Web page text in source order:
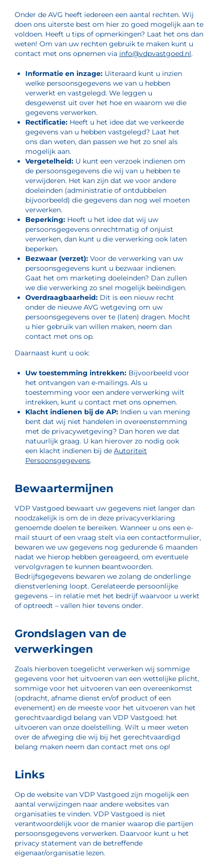
Onder de AVG heeft iedereen een aantal rechten. Wij
doen ons uiterste best om hier zo goed mogelijk aan te
voldoen. Heeft u tips of opmerkingen? Laat het ons dan
weten! Om van uw rechten gebruik te maken kunt u
contact met ons opnemen via info@vdpvastgoed.nl.
Informatie en inzage: Uiteraard kunt u inzien
welke persoonsgegevens we van u hebben
verwerkt en vastgelegd. We leggen u
desgewenst uit over het hoe en waarom we die
gegevens verwerken.
Rectificatie: Heeft u het idee dat we verkeerde
gegevens van u hebben vastgelegd? Laat het
ons dan weten, dan passen we het zo snel als
mogelijk aan.
Vergetelheid: U kunt een verzoek indienen om
de persoonsgegevens die wij van u hebben te
verwijderen. Het kan zijn dat we voor andere
doeleinden (administratie of ontdubbelen
bijvoorbeeld) die gegevens dan nog wel moeten
verwerken.
Beperking: Heeft u het idee dat wij uw
persoonsgegevens onrechtmatig of onjuist
verwerken, dan kunt u die verwerking ook laten
beperken.
Bezwaar (verzet): Voor de verwerking van uw
persoonsgegevens kunt u bezwaar indienen.
Gaat het om marketing doeleinden? Dan zullen
we die verwerking zo snel mogelijk beëindigen.
Overdraagbaarheid: Dit is een nieuw recht
onder de nieuwe AVG wetgeving om uw
persoonsgegevens over te (laten) dragen. Mocht
u hier gebruik van willen maken, neem dan
contact met ons op.
Daarnaast kunt u ook:
Uw toestemming intrekken: Bijvoorbeeld voor
het ontvangen van e-mailings. Als u
toestemming voor een andere verwerking wilt
intrekken, kunt u contact met ons opnemen.
Klacht indienen bij de AP: Indien u van mening
bent dat wij niet handelen in overeenstemming
met de privacywetgeving? Dan horen we dat
natuurlijk graag. U kan hierover zo nodig ook
een klacht indienen bij de Autoriteit
Persoonsgegevens.
Bewaartermijnen
VDP Vastgoed bewaart uw gegevens niet langer dan
noodzakelijk is om de in deze privacyverklaring
genoemde doelen te bereiken. Wanneer u ons een e-
mail stuurt of een vraag stelt via een contactformulier,
bewaren we uw gegevens nog gedurende 6 maanden
nadat we hierop hebben gereageerd, om eventuele
vervolgvragen te kunnen beantwoorden.
Bedrijfsgegevens bewaren we zolang de onderlinge
dienstverlening loopt. Gerelateerde persoonlijke
gegevens – in relatie met het bedrijf waarvoor u werkt
of optreedt – vallen hier tevens onder.
Grondslagen van de
verwerkingen
Zoals hierboven toegelicht verwerken wij sommige
gegevens voor het uitvoeren van een wettelijke plicht,
sommige voor het uitvoeren van een overeenkomst
(opdracht, afname dienst en/of product of een
evenement) en de meeste voor het uitvoeren van het
gerechtvaardigd belang van VDP Vastgoed: het
uitvoeren van onze doelstelling. Wilt u meer weten
over de afweging die wij bij het gerechtvaardigd
belang maken neem dan contact met ons op!
Links
Op de website van VDP Vastgoed zijn mogelijk een
aantal verwijzingen naar andere websites van
organisaties te vinden. VDP Vastgoed is niet
verantwoordelijk voor de manier waarop die partijen
persoonsgegevens verwerken. Daarvoor kunt u het
privacy statement van de betreffende
eigenaar/organisatie lezen.